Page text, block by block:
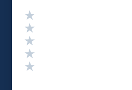
Valutazione